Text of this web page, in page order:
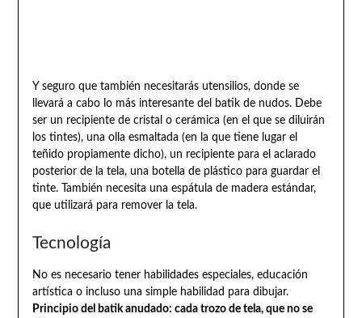
Y seguro que también necesitarás utensilios, donde se
llevará a cabo lo más interesante del batik de nudos. Debe
ser un recipiente de cristal o cerámica (en el que se diluirán
los tintes), una olla esmaltada (en la que tiene lugar el
teñido propiamente dicho), un recipiente para el aclarado
posterior de la tela, una botella de plástico para guardar el
tinte. También necesita una espátula de madera estándar,
que utilizará para remover la tela.
Tecnología
No es necesario tener habilidades especiales, educación
artística o incluso una simple habilidad para dibujar.
Principio del batik anudado: cada trozo de tela, que no se